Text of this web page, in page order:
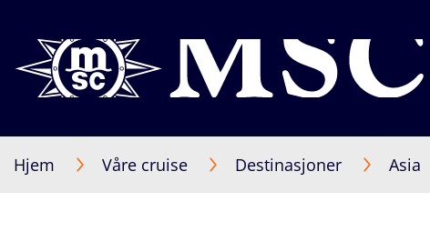
Hjem Våre cruise Destinasjoner Asia